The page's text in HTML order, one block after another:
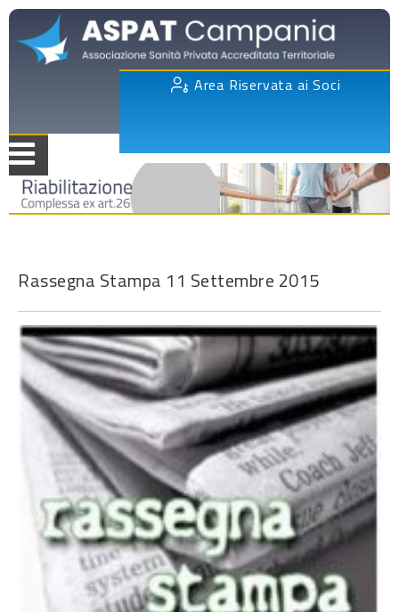
Area Riservata ai Soci
Rassegna Stampa 11 Settembre 2015